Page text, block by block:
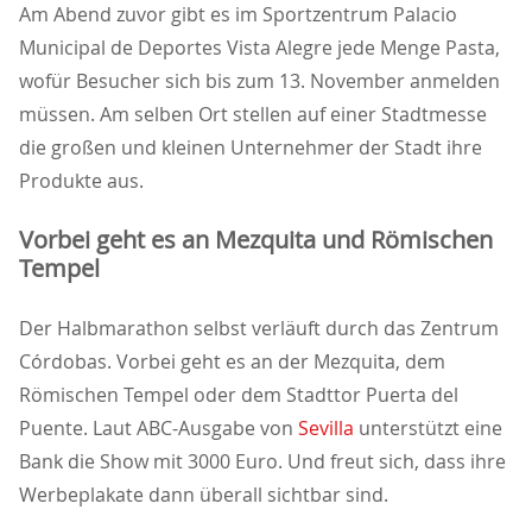
Am Abend zuvor gibt es im Sportzentrum Palacio
Municipal de Deportes Vista Alegre jede Menge Pasta,
wofür Besucher sich bis zum 13. November anmelden
müssen. Am selben Ort stellen auf einer Stadtmesse
die großen und kleinen Unternehmer der Stadt ihre
Produkte aus.
Vorbei geht es an Mezquita und Römischen
Tempel
Der Halbmarathon selbst verläuft durch das Zentrum
Córdobas. Vorbei geht es an der Mezquita, dem
Römischen Tempel oder dem Stadttor Puerta del
Puente. Laut ABC-Ausgabe von Sevilla unterstützt eine
Bank die Show mit 3000 Euro. Und freut sich, dass ihre
Werbeplakate dann überall sichtbar sind.